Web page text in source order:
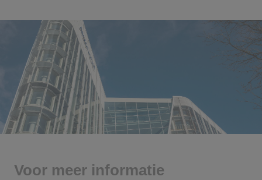
Voor meer informatie